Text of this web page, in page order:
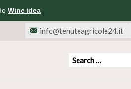
Wine idea
info@tenuteagricole24.it